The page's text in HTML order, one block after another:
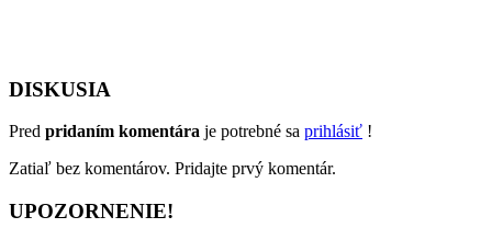
DISKUSIA
Pred pridaním komentára je potrebné sa prihlásiť !
Zatiaľ bez komentárov. Pridajte prvý komentár.
UPOZORNENIE!